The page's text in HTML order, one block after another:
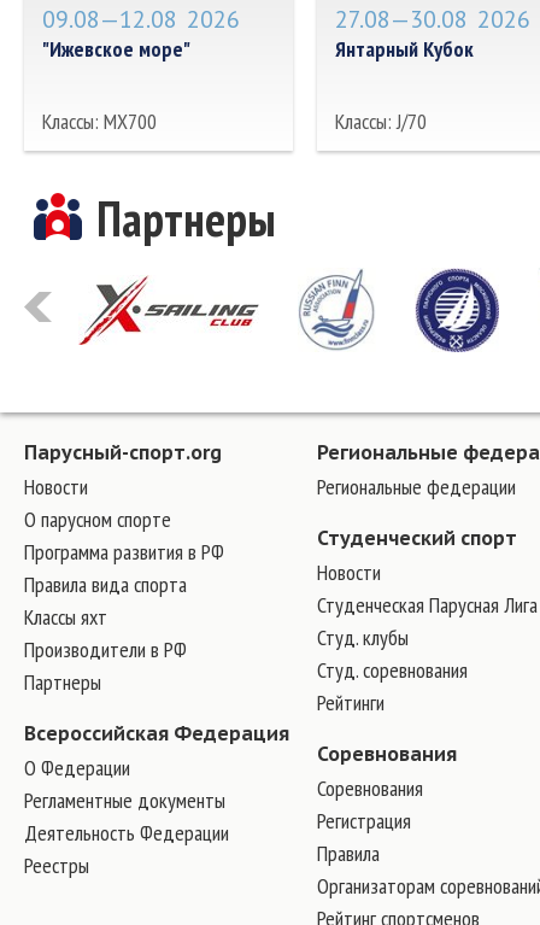
09.08—12.08 2026
"Ижевское море"
Классы: MX700
27.08—30.08 2026
Янтарный Кубок
Классы: J/70
Партнеры
Парусный-спорт.org
Новости
О парусном спорте
Программа развития в РФ
Правила вида спорта
Классы яхт
Производители в РФ
Партнеры
Всероссийская Федерация
О Федерации
Регламентные документы
Деятельность Федерации
Реестры
Региональные
Региональные федерации
Студенческий спорт
Новости
Студенческая Парусная Лига
Студ. клубы
Студ. соревнования
Рейтинги
Соревнования
Соревнования
Регистрация
Правила
Организаторам
Рейтинг спортсменов